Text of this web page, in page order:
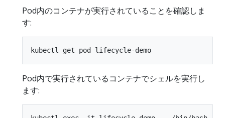
Pod内のコンテナが実行されていることを確認しま
す:
Pod内で実行されているコンテナでシェルを実行し
ます: